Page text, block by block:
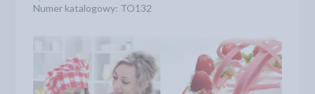
Numer katalogowy: TO132